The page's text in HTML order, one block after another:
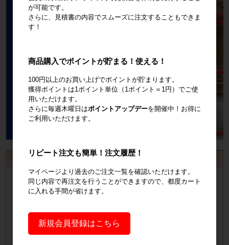
お見積書・納品書発行のご案内
会員登録するといつでも発行可能！
見積書の発行手順についてご案内
が可能です。
さらに、見積書の内容でスムーズに注文することもできま
す！
商品購入でポイントが貯まる！使える！
100円以上のお買い上げでポイントが貯まります。
獲得ポイントは1ポイント単位（1ポイント＝1円）でご使
用いただけます。
さらに毎週木曜日はポイントアップデーを開催中！お得に
ご利用いただけます。
リピート注文も簡単！注文履歴！
マイページより過去のご注文一覧を確認いただけます。
同じ内容で再注文を行うことができますので、都度カート
に入れる手間が省けます。
新規会員登録はこちら